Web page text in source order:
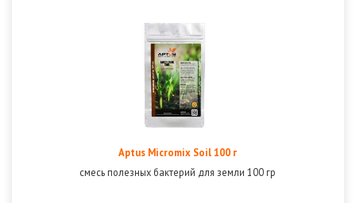
Aptus Micromix Soil 100 г
смесь полезных бактерий для земли 100 гр